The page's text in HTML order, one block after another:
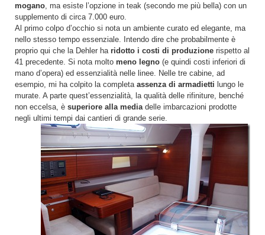
mogano , ma esiste l’opzione in teak (secondo me più bella) con un
supplemento di circa 7.000 euro.
Al primo colpo d’occhio si nota un ambiente curato ed elegante, ma
nello stesso tempo essenziale. Intendo dire che probabilmente è
proprio qui che la Dehler ha ridotto i costi di produzione rispetto al
41 precedente. Si nota molto meno legno (e quindi costi inferiori di
mano d’opera) ed essenzialità nelle linee. Nelle tre cabine, ad
esempio, mi ha colpito la completa assenza di armadietti lungo le
murate. A parte quest’essenzialità, la qualità delle rifiniture, benché
non eccelsa, è superiore alla media delle imbarcazioni prodotte
negli ultimi tempi dai cantieri di grande serie.